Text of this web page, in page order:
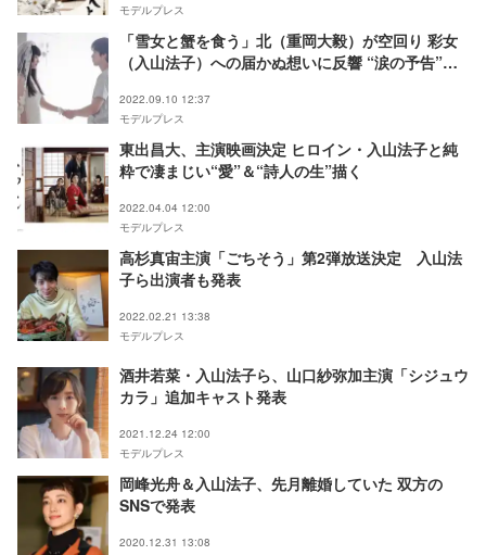
モデルプレス
「雪女と蟹を食う」北（重岡大毅）が空回り 彩女
（入山法子）への届かぬ想いに反響 “涙の予告”も
2022.09.10 12:37
モデルプレス
東出昌大、主演映画決定 ヒロイン・入山法子と純
粋で凄まじい“愛”＆“詩人の生”描く
2022.04.04 12:00
モデルプレス
高杉真宙主演「ごちそう」第2弾放送決定 入山法
子ら出演者も発表
2022.02.21 13:38
モデルプレス
酒井若菜・入山法子ら、山口紗弥加主演「シジュウ
カラ」追加キャスト発表
2021.12.24 12:00
モデルプレス
岡峰光舟＆入山法子、先月離婚していた 双方の
SNSで発表
2020.12.31 13:08